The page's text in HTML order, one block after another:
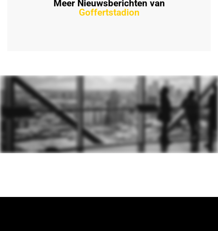
Meer Nieuwsberichten van
Goffertstadion